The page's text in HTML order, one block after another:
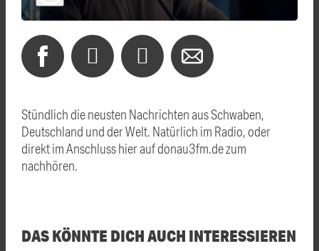
Stündlich die neusten Nachrichten aus Schwaben,
Deutschland und der Welt. Natürlich im Radio, oder
direkt im Anschluss hier auf donau3fm.de zum
nachhören.
DAS KÖNNTE DICH AUCH INTERESSIEREN